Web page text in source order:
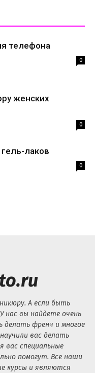
телефона
0
женских
0
лаков
0
А если быть
нас вы найдете очень
делать френч и многое
вас делать
вас специальные
помогут. Все наши
курсы и являются